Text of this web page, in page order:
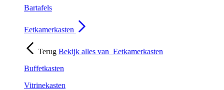
Bartafels
Eetkamerkasten
Terug Bekijk alles van Eetkamerkasten
Buffetkasten
Vitrinekasten